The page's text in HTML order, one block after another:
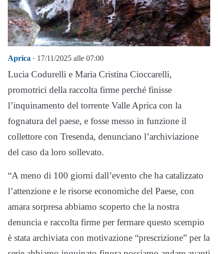
Aprica · 17/11/2025 alle 07:00
Lucia Codurelli e Maria Cristina Cioccarelli,
promotrici della raccolta firme perché finisse
l’inquinamento del torrente Valle Aprica con la
fognatura del paese, e fosse messo in funzione il
collettore con Tresenda, denunciano l’archiviazione
del caso da loro sollevato.
“A meno di 100 giorni dall’evento che ha catalizzato
l’attenzione e le risorse economiche del Paese, con
amara sorpresa abbiamo scoperto che la nostra
denuncia e raccolta firme per fermare questo scempio
è stata archiviata con motivazione “prescrizione” per la